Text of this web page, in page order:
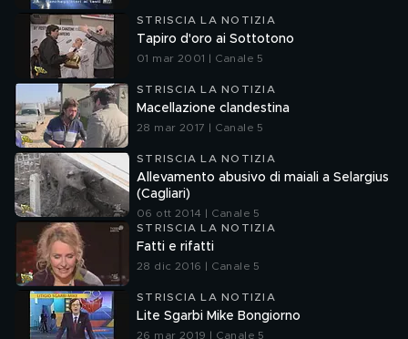
STRISCIA LA NOTIZIA
Tapiro d'oro ai Sottotono
01 mar 2001 | Canale 5
STRISCIA LA NOTIZIA
Macellazione clandestina
28 mar 2017 | Canale 5
STRISCIA LA NOTIZIA
Allevamento abusivo di maiali a Selargius
(Cagliari)
06 ott 2014 | Canale 5
STRISCIA LA NOTIZIA
Fatti e rifatti
28 dic 2016 | Canale 5
STRISCIA LA NOTIZIA
Lite Sgarbi Mike Bongiorno
26 mar 2019 | Canale 5